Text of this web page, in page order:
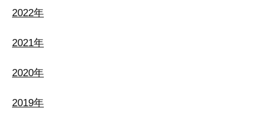
2022年
2021年
2020年
2019年